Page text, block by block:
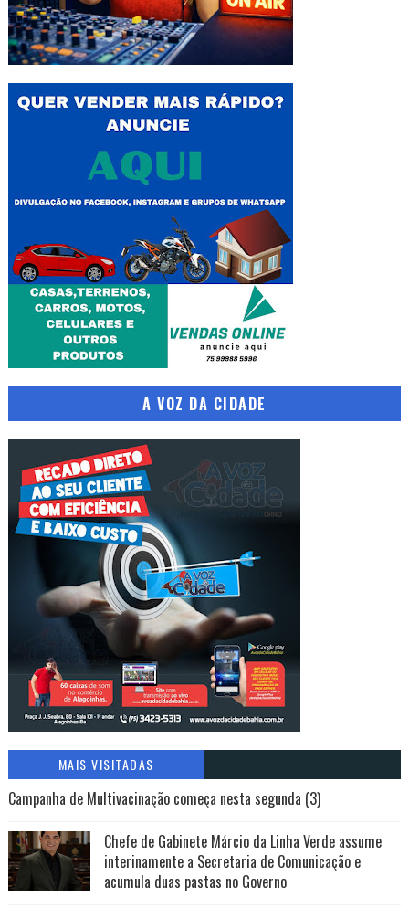
A VOZ DA CIDADE
MAIS VISITADAS
Campanha de Multivacinação começa nesta segunda (3)
Chefe de Gabinete Márcio da Linha Verde assume
interinamente a Secretaria de Comunicação e
acumula duas pastas no Governo